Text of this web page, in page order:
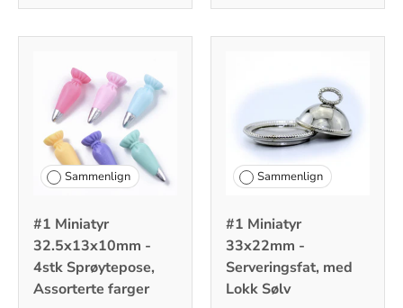
Sammenlign
#1 Miniatyr
32.5x13x10mm -
4stk Sprøytepose,
Assorterte farger
Sammenlign
#1 Miniatyr
33x22mm -
Serveringsfat, med
Lokk Sølv